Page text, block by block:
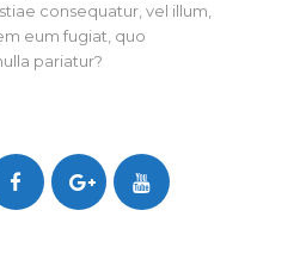
consequatur, vel illum,
eum fugiat, quo
pariatur?